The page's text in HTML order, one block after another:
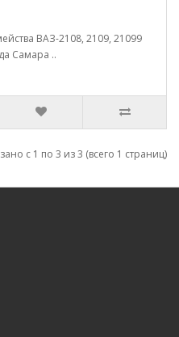
ВАЗ-2108, 2109, 21099
Самара ..
с 1 по 3 из 3 (всего 1 страниц)